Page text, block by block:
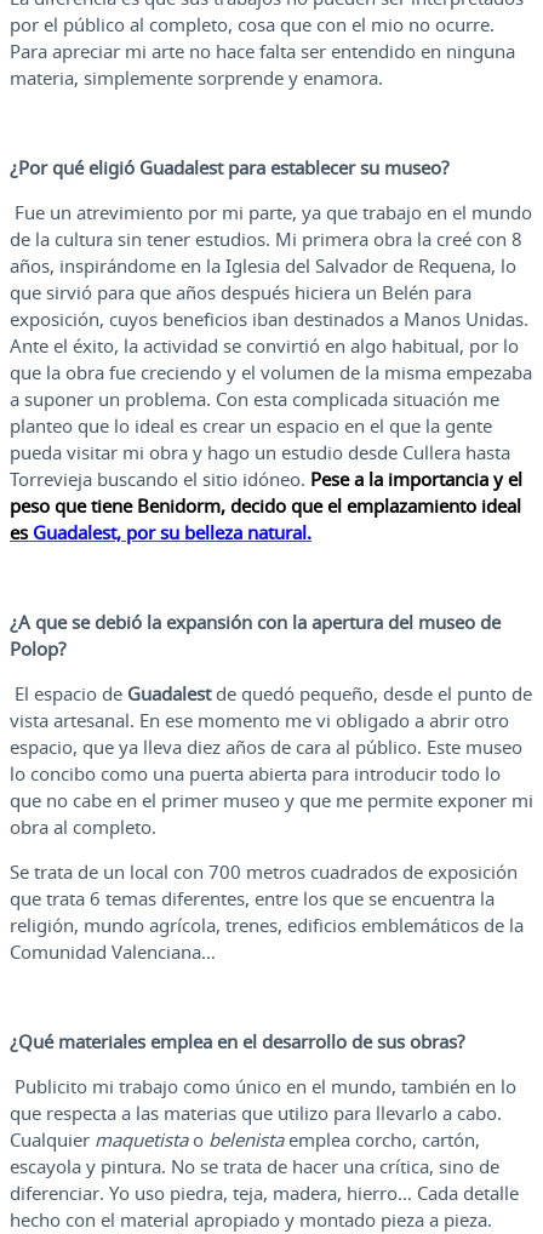
por el público al completo, cosa que con el mio no ocurre.
Para apreciar mi arte no hace falta ser entendido en ninguna
materia, simplemente sorprende y enamora.
¿Por qué eligió Guadalest para establecer su museo?
Fue un atrevimiento por mi parte, ya que trabajo en el mundo
de la cultura sin tener estudios. Mi primera obra la creé con 8
años, inspirándome en la Iglesia del Salvador de Requena, lo
que sirvió para que años después hiciera un Belén para
exposición, cuyos beneficios iban destinados a Manos Unidas.
Ante el éxito, la actividad se convirtió en algo habitual, por lo
que la obra fue creciendo y el volumen de la misma empezaba
a suponer un problema. Con esta complicada situación me
planteo que lo ideal es crear un espacio en el que la gente
pueda visitar mi obra y hago un estudio desde Cullera hasta
Torrevieja buscando el sitio idóneo. Pese a la importancia y el
peso que tiene Benidorm, decido que el emplazamiento ideal
es Guadalest, por su belleza natural.
¿A que se debió la expansión con la apertura del museo de
Polop?
El espacio de Guadalest de quedó pequeño, desde el punto de
vista artesanal. En ese momento me vi obligado a abrir otro
espacio, que ya lleva diez años de cara al público. Este museo
lo concibo como una puerta abierta para introducir todo lo
que no cabe en el primer museo y que me permite exponer mi
obra al completo.
Se trata de un local con 700 metros cuadrados de exposición
que trata 6 temas diferentes, entre los que se encuentra la
religión, mundo agrícola, trenes, edificios emblemáticos de la
Comunidad Valenciana…
¿Qué materiales emplea en el desarrollo de sus obras?
Publicito mi trabajo como único en el mundo, también en lo
que respecta a las materias que utilizo para llevarlo a cabo.
Cualquier maquetistao belenistaemplea corcho, cartón,
escayola y pintura. No se trata de hacer una crítica, sino de
diferenciar. Yo uso piedra, teja, madera, hierro… Cada detalle
hecho con el material apropiado y montado pieza a pieza.